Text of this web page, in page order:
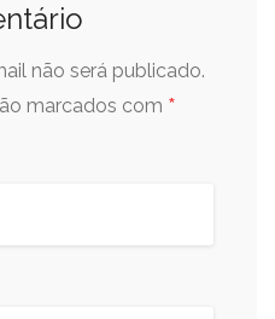
não será publicado.
marcados com *